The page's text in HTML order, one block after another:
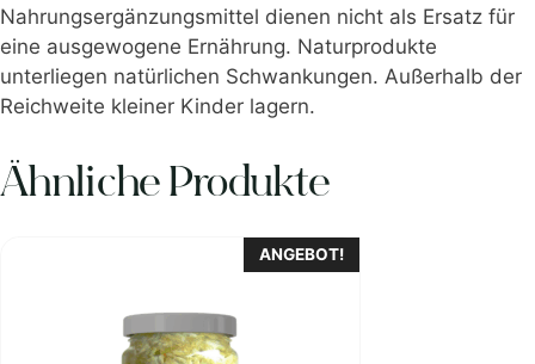
Nahrungsergänzungsmittel dienen nicht als Ersatz für
eine ausgewogene Ernährung. Naturprodukte
unterliegen natürlichen Schwankungen. Außerhalb der
Reichweite kleiner Kinder lagern.
Ähnliche Produkte
ANGEBOT!